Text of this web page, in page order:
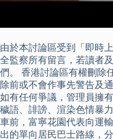
由於本討論區受到「即時
全監察所有留言，若讀者
們。 香港討論區有權刪除
除前或不會作事先警告及
如有任何爭議，管理員擁
穢語、誹謗、渲染色情暴
車前，富寧花園代表向運
出的單向居民巴士路線，